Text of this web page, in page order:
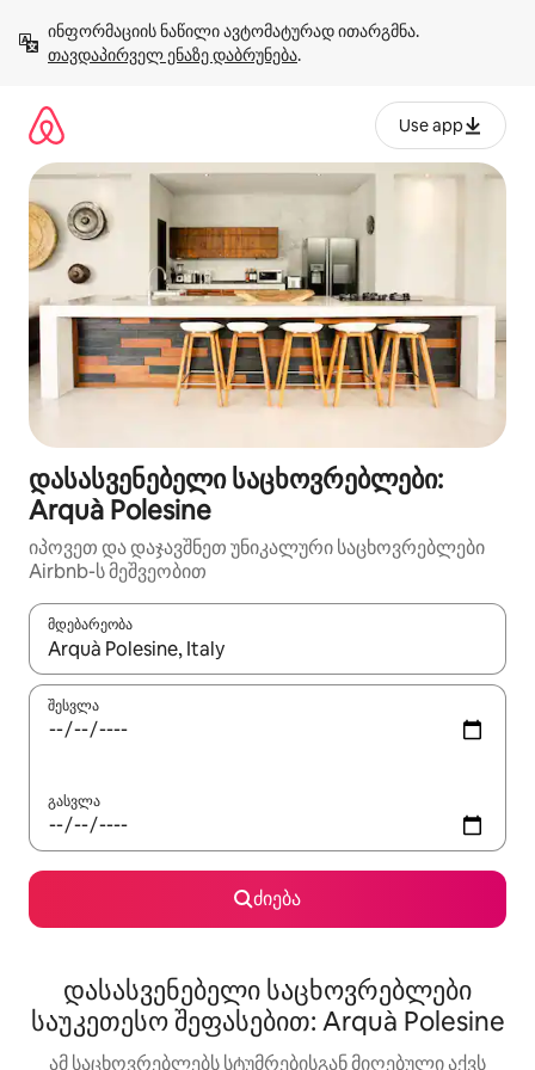
გადასვლა
თავდაპირველ ენაზე დაბრუნება.
Use app
დასასვენებელი საცხოვრებლები:
Arquà Polesine
იპოვეთ და დაჯავშნეთ უნიკალური საცხოვრებლები
Airbnb-ს მეშვეობით
მდებარეობა
როცა შედეგები ხელმისაწვდომი გახდება, ნავიგაციისთვის
შესვლა
გასვლა
ძიება
დასასვენებელი საცხოვრებლები
საუკეთესო შეფასებით: Arquà Polesine
ამ საცხოვრებლებს სტუმრებისგან მიღებული აქვს